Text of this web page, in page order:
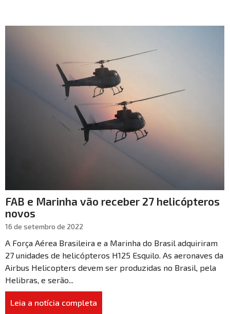
FAB e Marinha vão receber 27 helicópteros
novos
16 de setembro de 2022
A Força Aérea Brasileira e a Marinha do Brasil adquiriram
27 unidades de helicópteros H125 Esquilo. As aeronaves da
Airbus Helicopters devem ser produzidas no Brasil, pela
Helibras, e serão...
Leia a notícia completa